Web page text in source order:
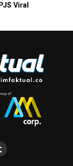
Viral